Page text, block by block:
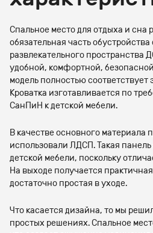
Спальное место для отдыха и сна
обязательная часть
развлекательного пространства
удобной, комфортной,
модель полностью соответствует
Кроватка изготавливается по
СанПиН к детской мебели.
В качестве основного материала
использовали ЛДСП. Такая
детской мебели, поскольку
На выходе получается
достаточно простая в уходе.
Что касается дизайна, то мы
простых решениях. Спальное